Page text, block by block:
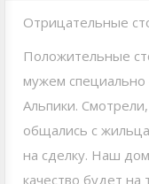
Отрицательные
Положительные
мужем
Альпики.
общались с
на сделку. Наш
качество будет на